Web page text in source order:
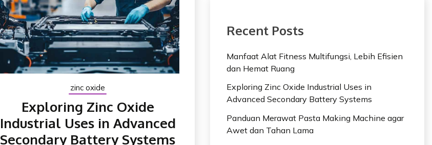
zinc oxide
Exploring Zinc Oxide
Industrial Uses in Advanced
Secondary Battery Systems
Recent Posts
Manfaat Alat Fitness Multifungsi, Lebih Efisien
dan Hemat Ruang
Exploring Zinc Oxide Industrial Uses in
Advanced Secondary Battery Systems
Panduan Merawat Pasta Making Machine agar
Awet dan Tahan Lama